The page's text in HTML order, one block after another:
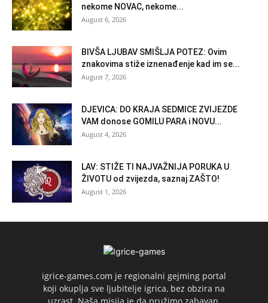
nekome NOVAC, nekome...
August 6, 2026
BIVŠA LJUBAV SMIŠLJA POTEZ: Ovim
znakovima stiže iznenađenje kad im se...
August 7, 2026
DJEVICA: DO KRAJA SEDMICE ZVIJEZDE
VAM donose GOMILU PARA i NOVU...
August 4, 2026
LAV: STIŽE TI NAJVAŽNIJA PORUKA U
ŽIVOTU od zvijezda, saznaj ZAŠTO!
August 1, 2026
igrice-games.com je regionalni gejming portal
koji okuplja sve ljubitelje igrica, bez obzira na